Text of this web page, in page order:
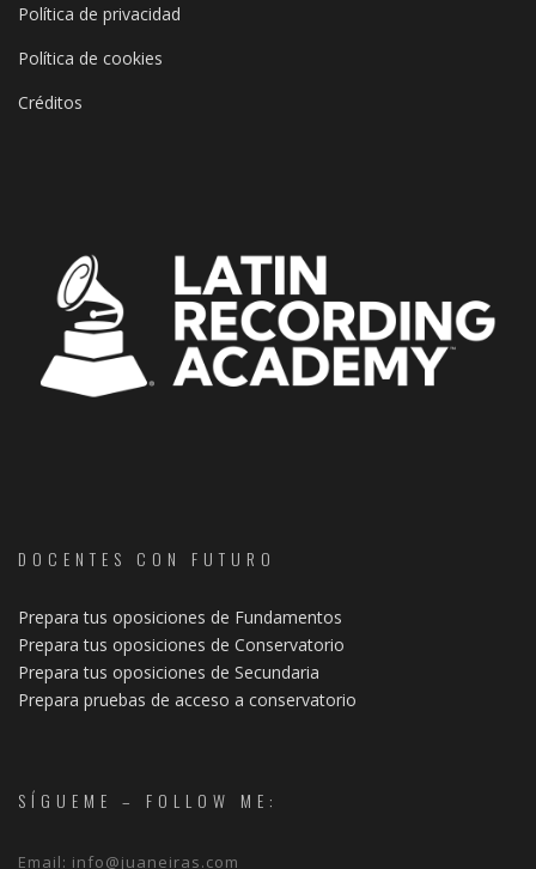
Política de privacidad
Política de cookies
Créditos
DOCENTES CON FUTURO
Prepara tus oposiciones de Fundamentos
Prepara tus oposiciones de Conservatorio
Prepara tus oposiciones de Secundaria
Prepara pruebas de acceso a conservatorio
SÍGUEME – FOLLOW ME:
Email: info@juaneiras.com